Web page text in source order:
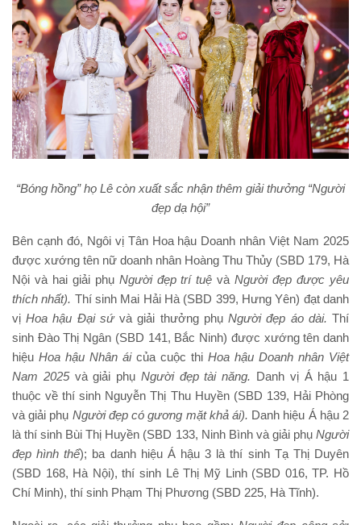
“Bóng hồng” họ Lê còn xuất sắc nhận thêm giải thưởng “Người
đẹp dạ hội”
Bên cạnh đó, Ngôi vị Tân Hoa hậu Doanh nhân Việt Nam 2025
được xướng tên nữ doanh nhân Hoàng Thu Thủy (SBD 179, Hà
Nội và hai giải phụ Người đẹp trí tuệvà Người đẹp được yêu
thích nhất). Thí sinh Mai Hải Hà (SBD 399, Hưng Yên) đạt danh
vịHoa hậu Đại sứvà giải thưởng phụNgười đẹp áo dài. Thí
sinh Đào Thị Ngân (SBD 141, Bắc Ninh) được xướng tên danh
hiệu Hoa hậu Nhân ái của cuộc thi Hoa hậu Doanh nhân Việt
Nam 2025 và giải phụ Người đẹp tài năng. Danh vị Á hậu 1
thuộc về thí sinh Nguyễn Thị Thu Huyền (SBD 139, Hải Phòng
và giải phụ Người đẹp có gương mặt khả ái). Danh hiệu Á hậu 2
là thí sinh Bùi Thị Huyền (SBD 133, Ninh Bình và giải phụ Người
đẹphình thể); ba danh hiệu Á hậu 3 là thí sinh Tạ Thị Duyên
(SBD 168, Hà Nội), thí sinh Lê Thị Mỹ Linh (SBD 016, TP. Hồ
Chí Minh), thí sinh Phạm Thị Phương (SBD 225, Hà Tĩnh).